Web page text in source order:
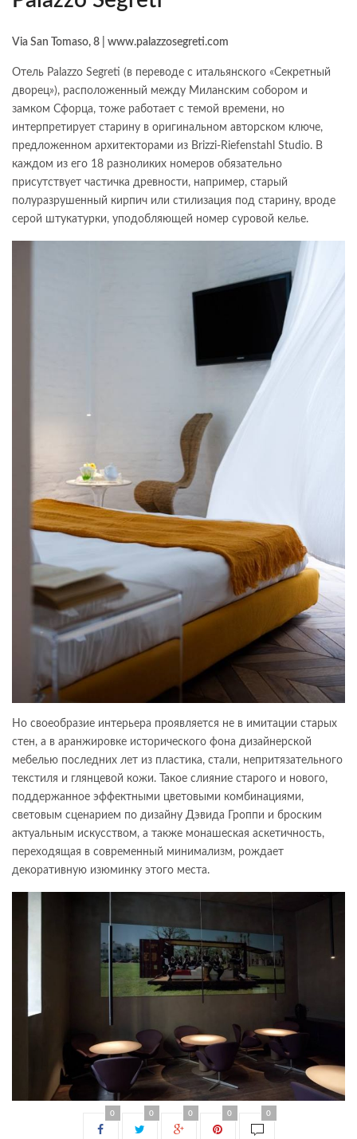
Via San Tomaso, 8 | www.palazzosegreti.com
Отель Palazzo Segreti (в переводе с итальянского «Секретный
дворец»), расположенный между Миланским собором и
замком Сфорца, тоже работает с темой времени, но
интерпретирует старину в оригинальном авторском ключе,
предложенном архитекторами из Brizzi-Riefenstahl Studio. В
каждом из его 18 разноликих номеров обязательно
присутствует частичка древности, например, старый
полуразрушенный кирпич или стилизация под старину, вроде
серой штукатурки, уподобляющей номер суровой келье.
Но своеобразие интерьера проявляется не в имитации старых
стен, а в аранжировке исторического фона дизайнерской
мебелью последних лет из пластика, стали, непритязательного
текстиля и глянцевой кожи. Такое слияние старого и нового,
поддержанное эффектными цветовыми комбинациями,
световым сценарием по дизайну Дэвида Гроппи и броским
актуальным искусством, а также монашеская аскетичность,
переходящая в современный минимализм, рождает
декоративную изюминку этого места.
0 0 0 0 0